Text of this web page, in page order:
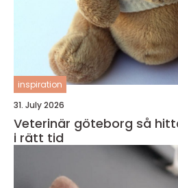
inspiration
31. July 2026
Veterinär göteborg så hittar djuret rätt vård
i rätt tid